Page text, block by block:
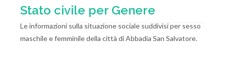
Stato civile per Genere
Le informazioni sulla situazione sociale suddivisi per sesso
maschile e femminile della città di Abbadia San Salvatore.